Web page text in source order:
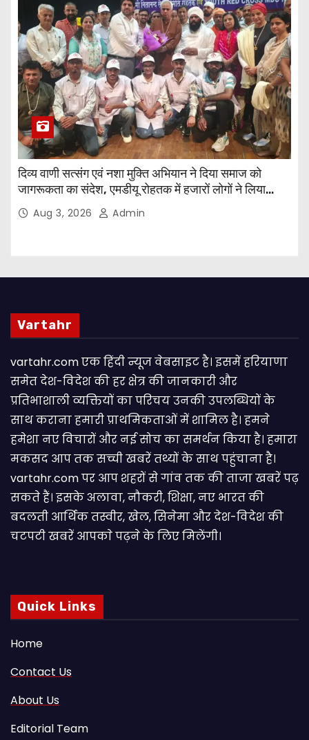
दिव्य वाणी सत्संग एवं नशा मुक्ति अभियान ने दिया समाज को
जागरूकता का संदेश, एमडीयू रोहतक में हजारों लोगों ने लिया
संकल्पAug 3, 2026 Admin
Vartahr
vartahr.com एक हिंदी न्यूज वेबसाइट है। इसमें हरियाणा
समेत देश-विदेश की हर क्षेत्र की जानकारी और
प्रतिभाशाली व्यक्तियों का परिचय उनकी उपलब्धियों के
साथ कराना हमारी प्राथमिकताओं में शामिल है। हमने
हमेशा नए विचारों और नई सोच का समर्थन किया है। हमारा
मकसद आप तक सच्ची खबरें तथ्यों के साथ पहुंचाना है।
vartahr.com पर आप शहरों से गांव तक की ताजा खबरें पढ़
सकते हैं। इसके अलावा, नौकरी, शिक्षा, नए भारत की
बदलती आर्थिक तस्वीर, खेल, सिनेमा और देश-विदेश की
चटपटी खबरें आपकाे पढ़ने के लिए मिलेंगी।
Quick Links
Home
Contact Us
About Us
Editorial Team